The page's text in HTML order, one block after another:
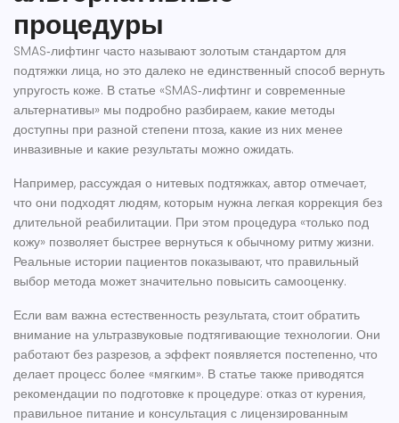
процедуры
SMAS‑лифтинг часто называют золотым стандартом для
подтяжки лица, но это далеко не единственный способ вернуть
упругость коже. В статье «SMAS‑лифтинг и современные
альтернативы» мы подробно разбираем, какие методы
доступны при разной степени птоза, какие из них менее
инвазивные и какие результаты можно ожидать.
Например, рассуждая о нитевых подтяжках, автор отмечает,
что они подходят людям, которым нужна легкая коррекция без
длительной реабилитации. При этом процедура «только под
кожу» позволяет быстрее вернуться к обычному ритму жизни.
Реальные истории пациентов показывают, что правильный
выбор метода может значительно повысить самооценку.
Если вам важна естественность результата, стоит обратить
внимание на ультразвуковые подтягивающие технологии. Они
работают без разрезов, а эффект появляется постепенно, что
делает процесс более «мягким». В статье также приводятся
рекомендации по подготовке к процедуре: отказ от курения,
правильное питание и консультация с лицензированным